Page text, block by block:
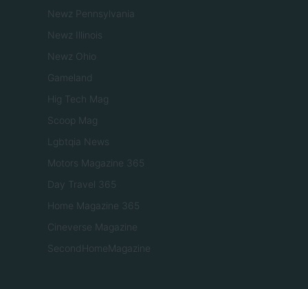
Newz Pennsylvania
Newz Illinois
Newz Ohio
Gameland
Hig Tech Mag
Scoop Mag
Lgbtqia News
Motors Magazine 365
Day Travel 365
Home Magazine 365
Cineverse Magazine
SecondHomeMagazine